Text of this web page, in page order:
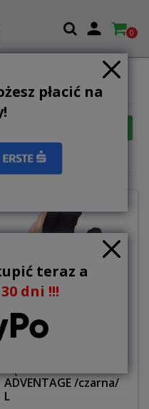
płacić na
teraz a
dni !!!
 0
ADVENTAGE /czarna/
L